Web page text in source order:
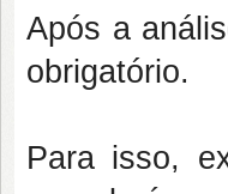
Após a
obrigatório.
Para isso,